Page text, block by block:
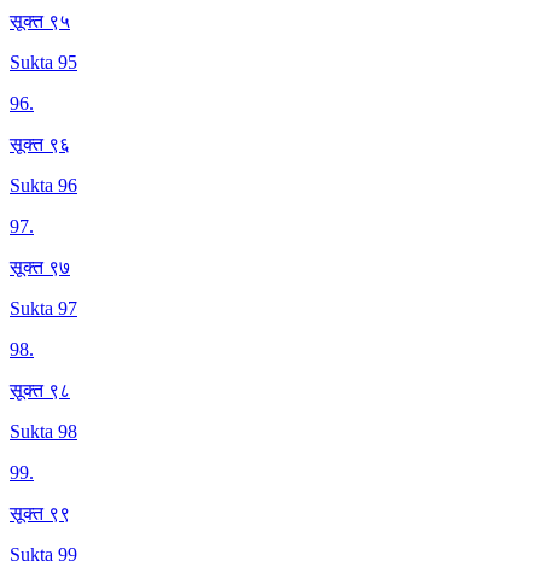
सूक्त ९५
Sukta 95
96.
सूक्त ९६
Sukta 96
97.
सूक्त ९७
Sukta 97
98.
सूक्त ९८
Sukta 98
99.
सूक्त ९९
Sukta 99